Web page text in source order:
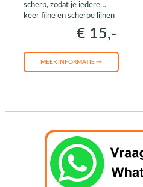
scherp, zodat je iedere
keer fijne en scherpe lijnen
€ 15,-
MEER INFORMATIE →